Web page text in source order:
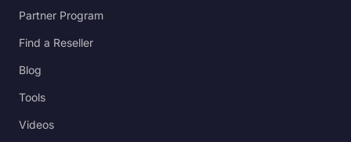
Partner Program
Find a Reseller
Blog
Tools
Videos